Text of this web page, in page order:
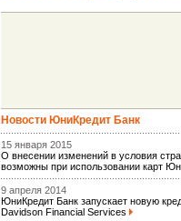
Новости ЮниКредит Банк
15 января 2015
О внесении изменений в условия
возможны при использовании карт
9 апреля 2014
ЮниКредит Банк запускает новую
Davidson Financial Services